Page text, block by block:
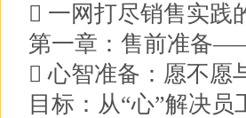
 一网打尽销售实践
第一章：售前准备
 心智准备：愿不愿
目标：从“心”解决员